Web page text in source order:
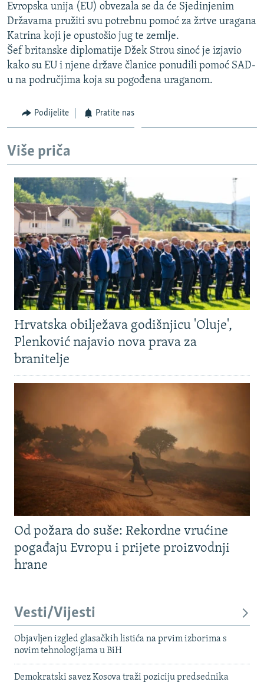
POPLAVE I KLIZIŠTA U BIH 2024.
TV LIBERTY
POST SCRIPTUM
MOJA EVROPA
SVE KARTE DEJTONA
Sve RFE/RL stranice
Evropska unija (EU) obvezala se da će Sjedinjenim
Državama pružiti svu potrebnu pomoć za žrtve uragana
Katrina koji je opustošio jug te zemlje.
Šef britanske diplomatije Džek Strou sinoć je izjavio
kako su EU i njene države članice ponudili pomoć SAD-
u na područjima koja su pogođena uraganom.
Podijelite Pratite nas
Više priča
Hrvatska obilježava godišnjicu 'Oluje',
Plenković najavio nova prava za
branitelje
Od požara do suše: Rekordne vrućine
pogađaju Evropu i prijete proizvodnji
hrane
Vesti/Vijesti
Objavljen izgled glasačkih listića na prvim izborima s
novim tehnologijama u BiH
Demokratski savez Kosova traži poziciju predsednika